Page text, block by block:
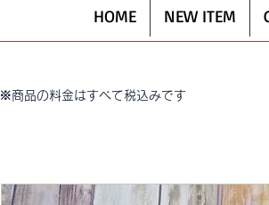
HOME NEW ITEM
※商品の料金はすべて税込みです